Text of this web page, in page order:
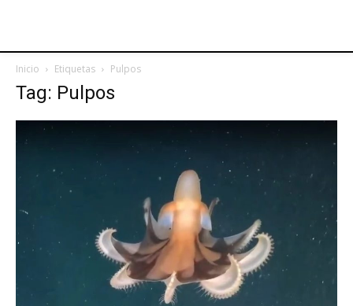
Inicio Etiquetas Pulpos
Tag: Pulpos